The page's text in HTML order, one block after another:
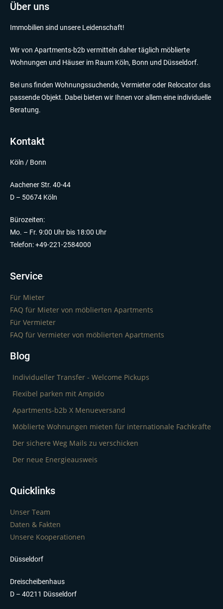
Über uns
Immobilien sind unsere Leidenschaft!
Wir von Apartments-b2b vermitteln daher täglich möblierte
Wohnungen und Häuser im Raum Köln, Bonn und Düsseldorf.
Bei uns finden Wohnungssuchende, Vermieter oder Relocator das
passende Objekt. Dabei bieten wir Ihnen vor allem eine individuelle
Beratung.
Kontakt
Köln / Bonn
Aachener Str. 40-44
D – 50674 Köln
Bürozeiten:
Mo. – Fr. 9:00 Uhr bis 18:00 Uhr
Telefon: +49-221-2584000
Service
Für Mieter
FAQ für Mieter von möblierten Apartments
Für Vermieter
FAQ für Vermieter von möblierten Apartments
Blog
Individueller Transfer - Welcome Pickups
Flexibel parken mit Ampido
Apartments-b2b X Menueversand
Möblierte Wohnungen mieten für internationale Fachkräfte
Der sichere Weg Mails zu verschicken
Der neue Energieausweis
Quicklinks
Unser Team
Daten & Fakten
Unsere Kooperationen
Düsseldorf
Dreischeibenhaus
D – 40211 Düsseldorf